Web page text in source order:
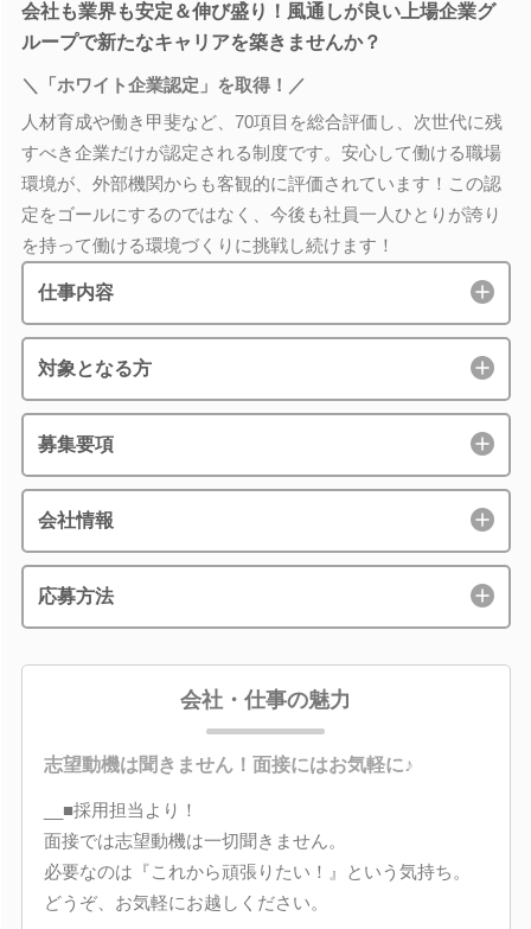
会社も業界も安定＆伸び盛り！風通しが良い上場企業グ
ループで新たなキャリアを築きませんか？
＼「ホワイト企業認定」を取得！／
人材育成や働き甲斐など、70項目を総合評価し、次世代に残
すべき企業だけが認定される制度です。安心して働ける職場
環境が、外部機関からも客観的に評価されています！この認
定をゴールにするのではなく、今後も社員一人ひとりが誇り
を持って働ける環境づくりに挑戦し続けます！
仕事内容
対象となる方
募集要項
会社情報
応募方法
会社・仕事の魅力
志望動機は聞きません！面接にはお気軽に♪
__■採用担当より！
面接では志望動機は一切聞きません。
必要なのは『これから頑張りたい！』という気持ち。
どうぞ、お気軽にお越しください。